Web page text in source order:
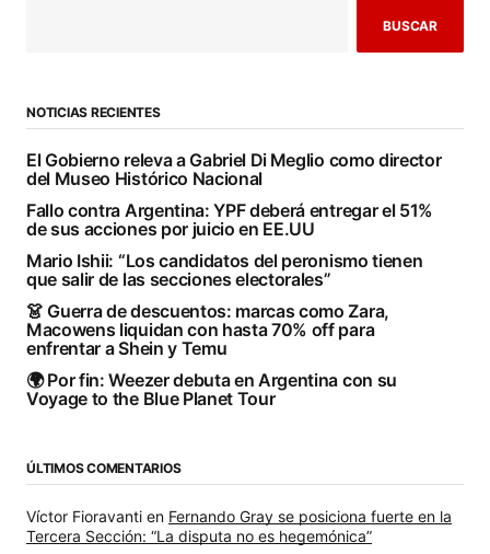
BUSCAR
NOTICIAS RECIENTES
El Gobierno releva a Gabriel Di Meglio como director
del Museo Histórico Nacional
Fallo contra Argentina: YPF deberá entregar el 51%
de sus acciones por juicio en EE.UU
Mario Ishii: “Los candidatos del peronismo tienen
que salir de las secciones electorales”
👗 Guerra de descuentos: marcas como Zara,
Macowens liquidan con hasta 70% off para
enfrentar a Shein y Temu
🌍 Por fin: Weezer debuta en Argentina con su
Voyage to the Blue Planet Tour
ÚLTIMOS COMENTARIOS
Víctor Fioravanti en Fernando Gray se posiciona fuerte en la
Tercera Sección: “La disputa no es hegemónica”